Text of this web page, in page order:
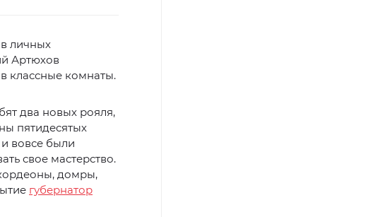
личных
Артюхов
классные комнаты.
два новых рояля,
пятидесятых
вовсе были
свое мастерство.
домры,
губернатор